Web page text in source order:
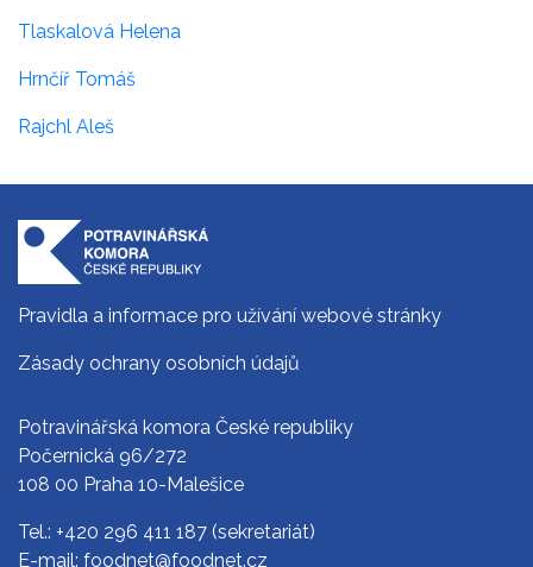
Tlaskalová Helena
Hrnčíř Tomáš
Rajchl Aleš
Pravidla a informace pro užívání webové stránky
Zásady ochrany osobních údajů
Potravinářská komora České republiky
Počernická 96/272
108 00 Praha 10-Malešice
Tel.: +420 296 411 187 (sekretariát)
E-mail: foodnet@foodnet.cz